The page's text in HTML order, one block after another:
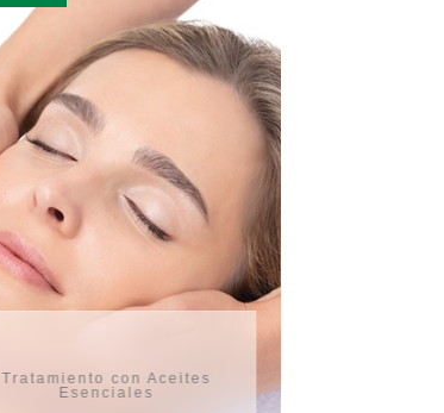
Tratamiento con Aceites
Esenciales